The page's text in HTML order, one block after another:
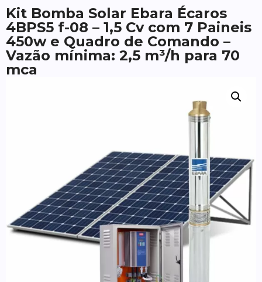
Kit Bomba Solar Ebara Écaros
4BPS5 f-08 – 1,5 Cv com 7 Paineis
450w e Quadro de Comando –
Vazão mínima: 2,5 m³/h para 70
mca